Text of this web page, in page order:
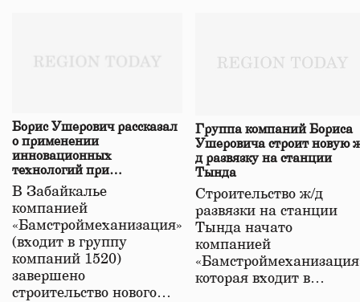
Борис Ушерович рассказал
о применении
инновационных
технологий при
строительстве нового моста
в Забайкалье
В Забайкалье
компанией
«Бамстроймеханизация»
(входит в группу
компаний 1520)
завершено
строительство нового…
Группа компаний Бориса
Ушеровича строит новую
д развязку на станции
Тында
Строительство ж/д
развязки на станции
Тында начато
компанией
которая входит в…